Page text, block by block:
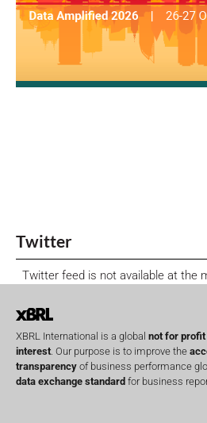
Twitter
Twitter feed is not available at the
XBRL International is a global not for profit
interest . Our purpose is to improve the
transparency of business performance
data exchange standard for business